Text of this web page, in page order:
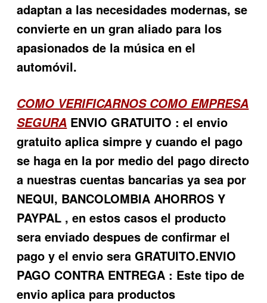
adaptan a las necesidades modernas, se
convierte en un gran aliado para los
apasionados de la música en el
automóvil.
COMO VERIFICARNOS COMO EMPRESA
SEGURA ENVIO GRATUITO : el envio
gratuito aplica simpre y cuando el pago
se haga en la por medio del pago directo
a nuestras cuentas bancarias ya sea por
NEQUI, BANCOLOMBIA AHORROS Y
PAYPAL , en estos casos el producto
sera enviado despues de confirmar el
pago y el envio sera GRATUITO.ENVIO
PAGO CONTRA ENTREGA : Este tipo de
envio aplica para productos